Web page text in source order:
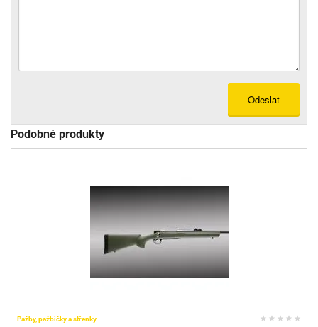
Odeslat
Podobné produkty
Pažby, pažbičky a střenky